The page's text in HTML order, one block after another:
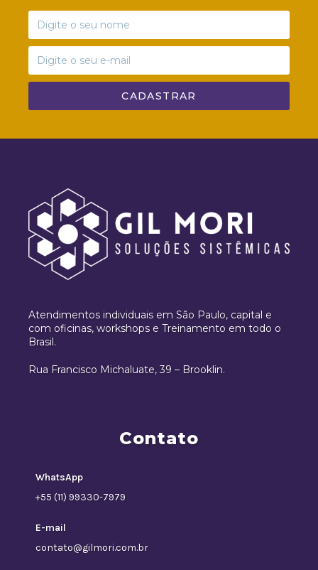
CADASTRAR
Atendimentos individuais em São Paulo, capital e
com oficinas, workshops e Treinamento em todo o
Brasil.
Rua Francisco Michaluate, 39 – Brooklin.
Contato
WhatsApp
+55 (11) 99330-7979
E-mail
contato@gilmori.com.br